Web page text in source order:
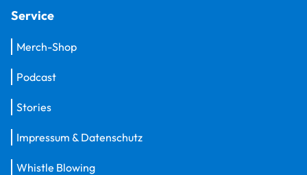
Service
Merch-Shop
Podcast
Stories
Impressum & Datenschutz
Whistle Blowing